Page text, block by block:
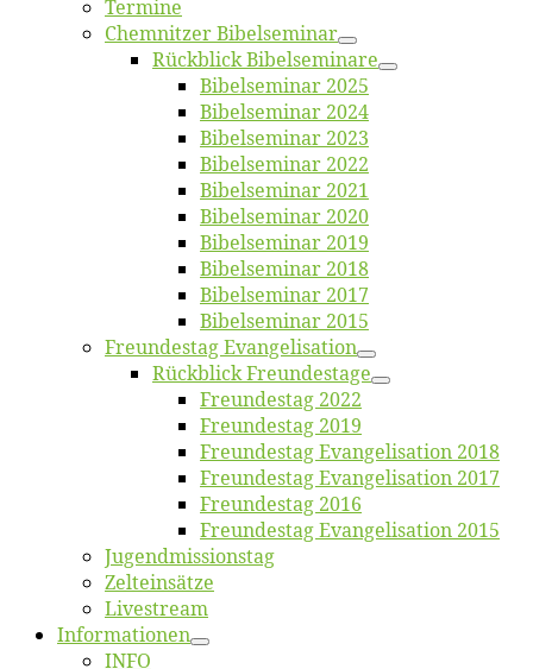
Ter­mi­ne
Chemnit­zer Bibelseminar
Rück­blick Bibelseminare
Bi­bel­se­mi­nar 2025
Bi­bel­se­mi­nar 2024
Bi­bel­se­mi­nar 2023
Bi­bel­se­mi­nar 2022
Bi­bel­se­mi­nar 2021
Bi­bel­se­mi­nar 2020
Bi­bel­se­mi­nar 2019
Bi­bel­se­mi­nar 2018
Bibelsemi­nar 2017
Bibelsemi­nar 2015
Freun­des­tag Evangelisation
Rück­blick Freundestage
Freun­des­tag 2022
Freun­des­tag 2019
Freun­des­tag Evan­ge­li­sa­ti­on 2018
Freun­des­tag Evan­ge­li­sa­ti­on 2017
Freun­des­tag 2016
Freun­des­tag Evan­ge­li­sa­ti­on 2015
Jugend­mis­sions­tag
Zelt­ein­sät­ze
Live­stream
Informatio­nen
INFO